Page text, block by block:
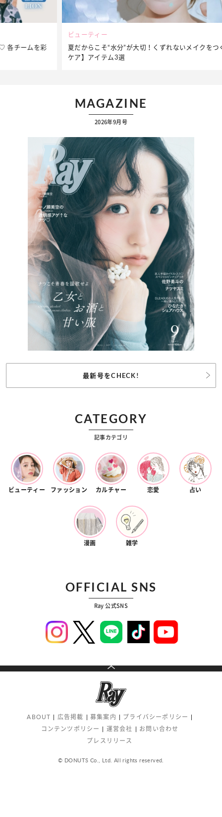
夏だからこそ“水分”が大切！くずれないメイクをつくる【保湿
ケア】アイテム3選
MAGAZINE
2026年9月号
最新号をCHECK!
CATEGORY
記事カテゴリ
ビューティー ファッション カルチャー 恋愛 占い
漫画 雑学
OFFICIAL SNS
Ray 公式SNS
ABOUT 広告掲載 募集案内
プライバシーポリシー
コンテンツポリシー
運営会社
お問い合わせ
プレスリリース
© DONUTS Co., Ltd. All rights reserved.